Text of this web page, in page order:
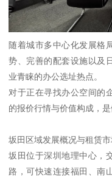
随着城市多中心化发展格
势、完善的配套设施以及
业青睐的办公选址热点。
对于正在寻找办公空间的
的报价行情与价值构成，
坂田区域发展概况与租赁
坂田位于深圳地理中心，
路，可快速连接福田、南